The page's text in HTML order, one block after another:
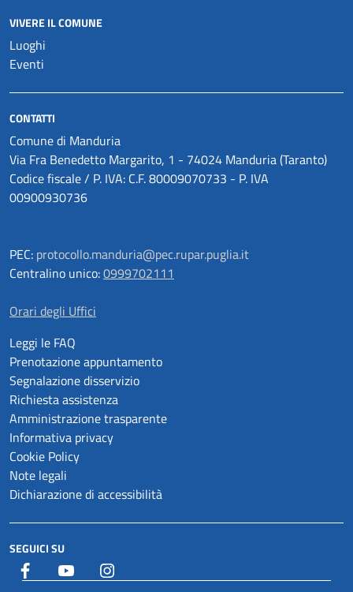
VIVERE IL COMUNE
Luoghi
Eventi
CONTATTI
Comune di Manduria
Via Fra Benedetto Margarito, 1 - 74024 Manduria (Taranto)
Codice fiscale / P. IVA: C.F. 80009070733 - P. IVA
00900930736
PEC: protocollo.manduria@pec.rupar.puglia.it
Centralino unico:0999702111
Orari degli Uffici
Leggi le FAQ
Prenotazione appuntamento
Segnalazione disservizio
Richiesta assistenza
Amministrazione trasparente
Informativa privacy
Cookie Policy
Note legali
Dichiarazione di accessibilità
SEGUICI SU
Facebook YouTube